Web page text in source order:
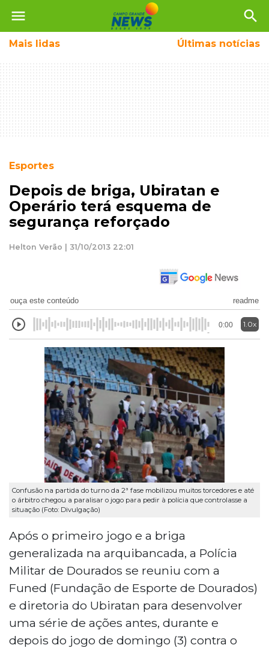
menu search
Mais lidas Últimas notícias
Esportes
Depois de briga, Ubiratan e
Operário terá esquema de
segurança reforçado
Helton Verão | 31/10/2013 22:01
ouça este conteúdo readme
0:00 1.0x
Confusão na partida do turno da 2ª fase mobilizou muitos torcedores e até
o árbitro chegou a paralisar o jogo para pedir à polícia que controlasse a
situação (Foto: Divulgação)
Após o primeiro jogo e a briga
generalizada na arquibancada, a Polícia
Militar de Dourados se reuniu com a
Funed (Fundação de Esporte de Dourados)
e diretoria do Ubiratan para desenvolver
uma série de ações antes, durante e
depois do jogo de domingo (3) contra o